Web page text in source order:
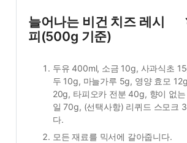
늘어나는 비건 치즈 레시
피(500g 기준)
두유 400ml, 소금 10g, 사과식초
두 10g, 마늘가루 5g, 영양 효모
20g, 타피오카 전분 40g, 향이 없
일 70g, (선택사항) 리퀴드 스모크
다.
모든 재료를 믹서에 갈아줍니다.